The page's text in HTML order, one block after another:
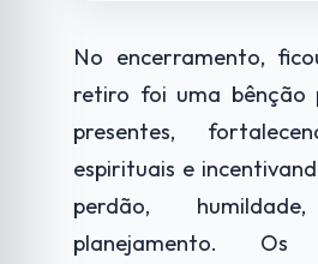
No encerramento,
retiro foi uma bênção
presentes,
espirituais e
perdão,
planejamento. Os